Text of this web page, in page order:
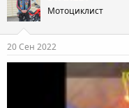
Мотоциклист
20 Сен 2022